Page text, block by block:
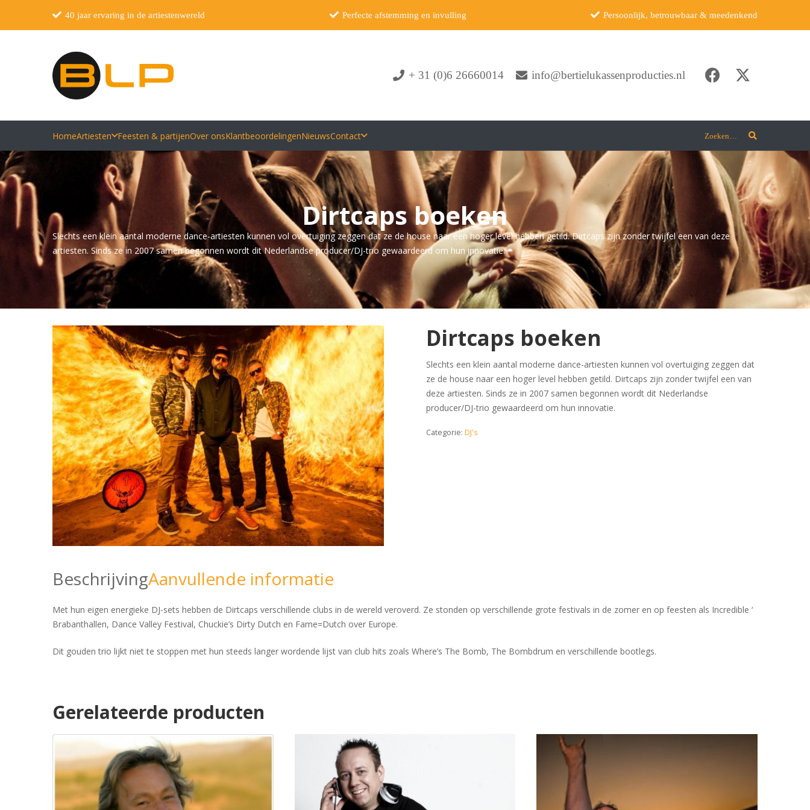
40 jaar ervaring in de artiestenwereld Perfecte afstemming en invulling Persoonlijk, betrouwbaar & meedenkend
+ 31 (0)6 26660014 info@bertielukassenproducties.nl
HomeArtiesten Feesten & partijenOver onsKlantbeoordelingenNieuwsContact Zoeken…
Dirtcaps boeken
Slechts een klein aantal moderne dance-artiesten kunnen vol overtuiging zeggen dat ze de house naar een hoger level hebben getild. Dirtcaps zijn zonder twijfel een van deze
artiesten. Sinds ze in 2007 samen begonnen wordt dit Nederlandse producer/DJ-trio gewaardeerd om hun innovatie.
Dirtcaps boeken
Slechts een klein aantal moderne dance-artiesten kunnen vol overtuiging zeggen dat
ze de house naar een hoger level hebben getild. Dirtcaps zijn zonder twijfel een van
deze artiesten. Sinds ze in 2007 samen begonnen wordt dit Nederlandse
producer/DJ-trio gewaardeerd om hun innovatie.
Categorie:DJ's
BeschrijvingAanvullende informatie
Met hun eigen energieke DJ-sets hebben de Dirtcaps verschillende clubs in de wereld veroverd. Ze stonden op verschillende grote festivals in de zomer en op feesten als Incredible ‘
Brabanthallen, Dance Valley Festival, Chuckie’s Dirty Dutch en Fame=Dutch over Europe.
Dit gouden trio lijkt niet te stoppen met hun steeds langer wordende lijst van club hits zoals Where’s The Bomb, The Bombdrum en verschillende bootlegs.
Gerelateerde producten